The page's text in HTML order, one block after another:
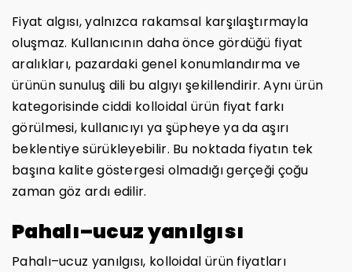
Fiyat algısı, yalnızca rakamsal karşılaştırmayla
oluşmaz. Kullanıcının daha önce gördüğü fiyat
aralıkları, pazardaki genel konumlandırma ve
ürünün sunuluş dili bu algıyı şekillendirir. Aynı ürün
kategorisinde ciddi kolloidal ürün fiyat farkı
görülmesi, kullanıcıyı ya şüpheye ya da aşırı
beklentiye sürükleyebilir. Bu noktada fiyatın tek
başına kalite göstergesi olmadığı gerçeği çoğu
zaman göz ardı edilir.
Pahalı–ucuz yanılgısı
Pahalı–ucuz yanılgısı, kolloidal ürün fiyatları